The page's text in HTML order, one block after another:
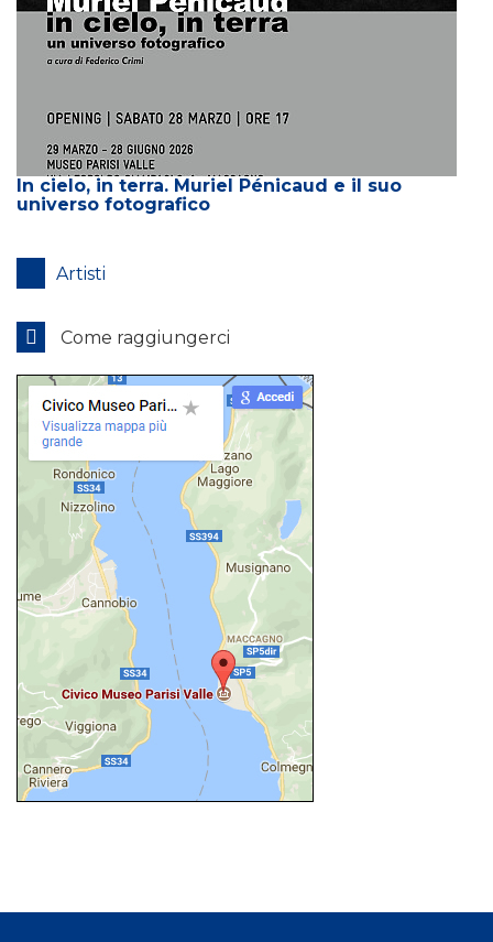
In cielo, in terra. Muriel Pénicaud e il suo
universo fotografico
Artisti
Come raggiungerci